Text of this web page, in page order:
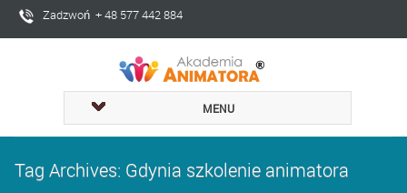
Zadzwoń + 48 577 442 884
MENU
Tag Archives: Gdynia szkolenie animatora